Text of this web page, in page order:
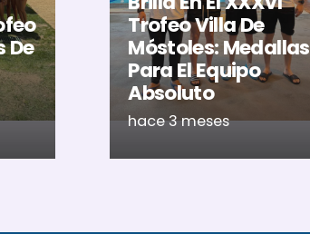
De
Trofeo Villa De
Móstoles: Medallas
Para El Equipo
Absoluto
hace 3 meses